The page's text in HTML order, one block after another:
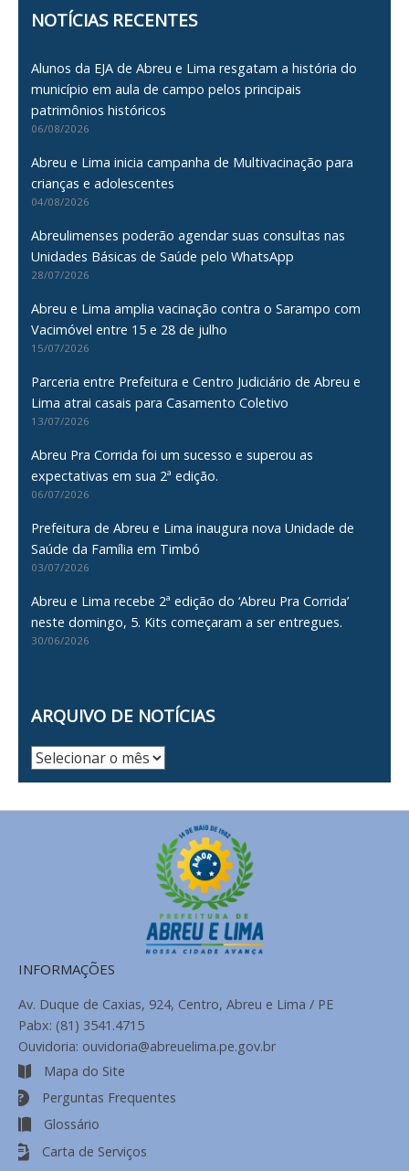
NOTÍCIAS RECENTES
Alunos da EJA de Abreu e Lima resgatam a história do
município em aula de campo pelos principais
patrimônios históricos
06/08/2026
Abreu e Lima inicia campanha de Multivacinação para
crianças e adolescentes
04/08/2026
Abreulimenses poderão agendar suas consultas nas
Unidades Básicas de Saúde pelo WhatsApp
28/07/2026
Abreu e Lima amplia vacinação contra o Sarampo com
Vacimóvel entre 15 e 28 de julho
15/07/2026
Parceria entre Prefeitura e Centro Judiciário de Abreu e
Lima atrai casais para Casamento Coletivo
13/07/2026
Abreu Pra Corrida foi um sucesso e superou as
expectativas em sua 2ª edição.
06/07/2026
Prefeitura de Abreu e Lima inaugura nova Unidade de
Saúde da Família em Timbó
03/07/2026
Abreu e Lima recebe 2ª edição do ‘Abreu Pra Corrida’
neste domingo, 5. Kits começaram a ser entregues.
30/06/2026
ARQUIVO DE NOTÍCIAS
Arquivo
INFORMAÇÕES
Av. Duque de Caxias, 924, Centro, Abreu e Lima / PE
Pabx: (81) 3541.4715
Ouvidoria: ouvidoria@abreuelima.pe.gov.br
Mapa do Site
Perguntas Frequentes
Glossário
Carta de Serviços